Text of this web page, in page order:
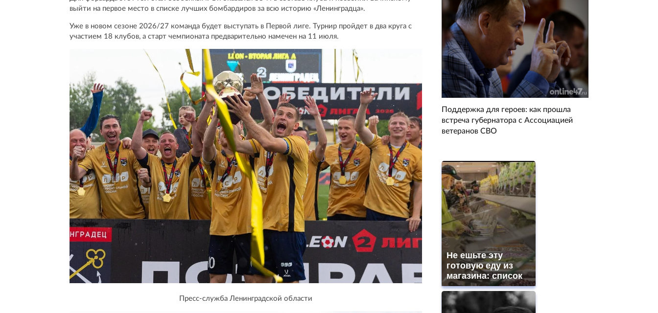
выйти на первое место в списке лучших бомбардиров за всю историю «Ленинградца».
Уже в новом сезоне 2026/27 команда будет выступать в Первой лиге. Турнир пройдет в два круга с
участием 18 клубов, а старт чемпионата предварительно намечен на 11 июля.
Пресс-служба Ленинградской области
Поддержка для героев: как прошла
встреча губернатора с Ассоциацией
ветеранов СВО
Не ешьте эту
готовую еду из
магазина: список